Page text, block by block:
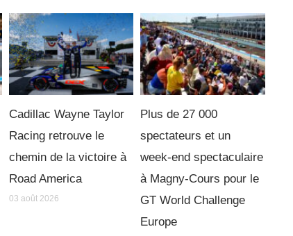
Cadillac Wayne Taylor
Racing retrouve le
chemin de la victoire à
Road America
03 août 2026
Plus de 27 000
spectateurs et un
week-end spectaculaire
à Magny-Cours pour le
GT World Challenge
Europe